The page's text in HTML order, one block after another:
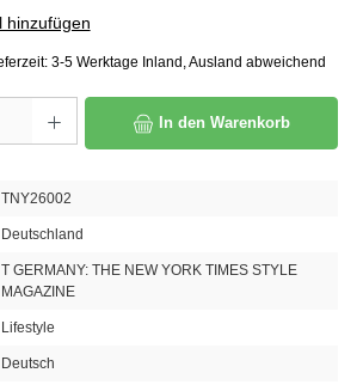
hinzufügen
3-5 Werktage Inland, Ausland abweichend
In den Warenkorb
TNY26002
Deutschland
T GERMANY: THE NEW YORK TIMES STYLE
MAGAZINE
Lifestyle
Deutsch